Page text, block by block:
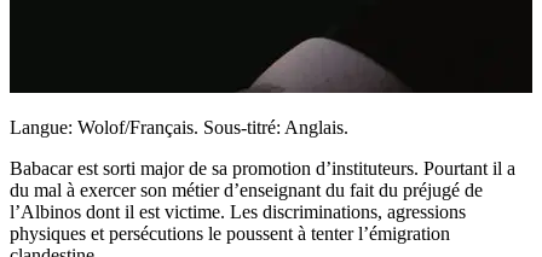
Langue: Wolof/Français. Sous-titré: Anglais.
Babacar est sorti major de sa promotion d’instituteurs. Pourtant il a
du mal à exercer son métier d’enseignant du fait du préjugé de
l’Albinos dont il est victime. Les discriminations, agressions
physiques et persécutions le poussent à tenter l’émigration